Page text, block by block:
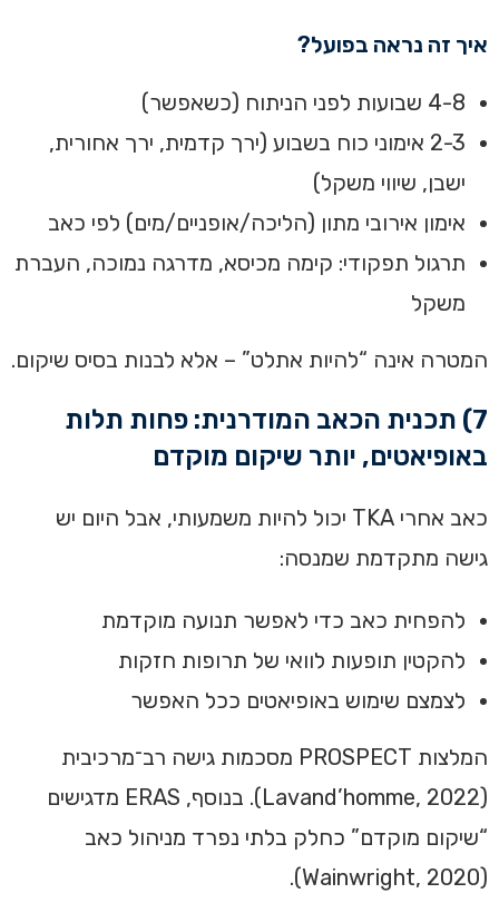
איך זה נראה בפועל?
4-8 שבועות לפני הניתוח (כשאפשר)
2-3 אימוני כוח בשבוע (ירך קדמית, ירך אחורית,
ישבן, שיווי משקל)
אימון אירובי מתון (הליכה/אופניים/מים) לפי כאב
תרגול תפקודי: קימה מכיסא, מדרגה נמוכה, העברת
משקל
המטרה אינה “להיות אתלט” – אלא לבנות בסיס שיקום.
7) תכנית הכאב המודרנית: פחות תלות
באופיאטים, יותר שיקום מוקדם
כאב אחרי TKA יכול להיות משמעותי, אבל היום יש
גישה מתקדמת שמנסה:
להפחית כאב כדי לאפשר תנועה מוקדמת
להקטין תופעות לוואי של תרופות חזקות
לצמצם שימוש באופיאטים ככל האפשר
המלצות PROSPECT מסכמות גישה רב־מרכיבית
(Lavand’homme, 2022). בנוסף, ERAS מדגישים
“שיקום מוקדם” כחלק בלתי נפרד מניהול כאב
(Wainwright, 2020).